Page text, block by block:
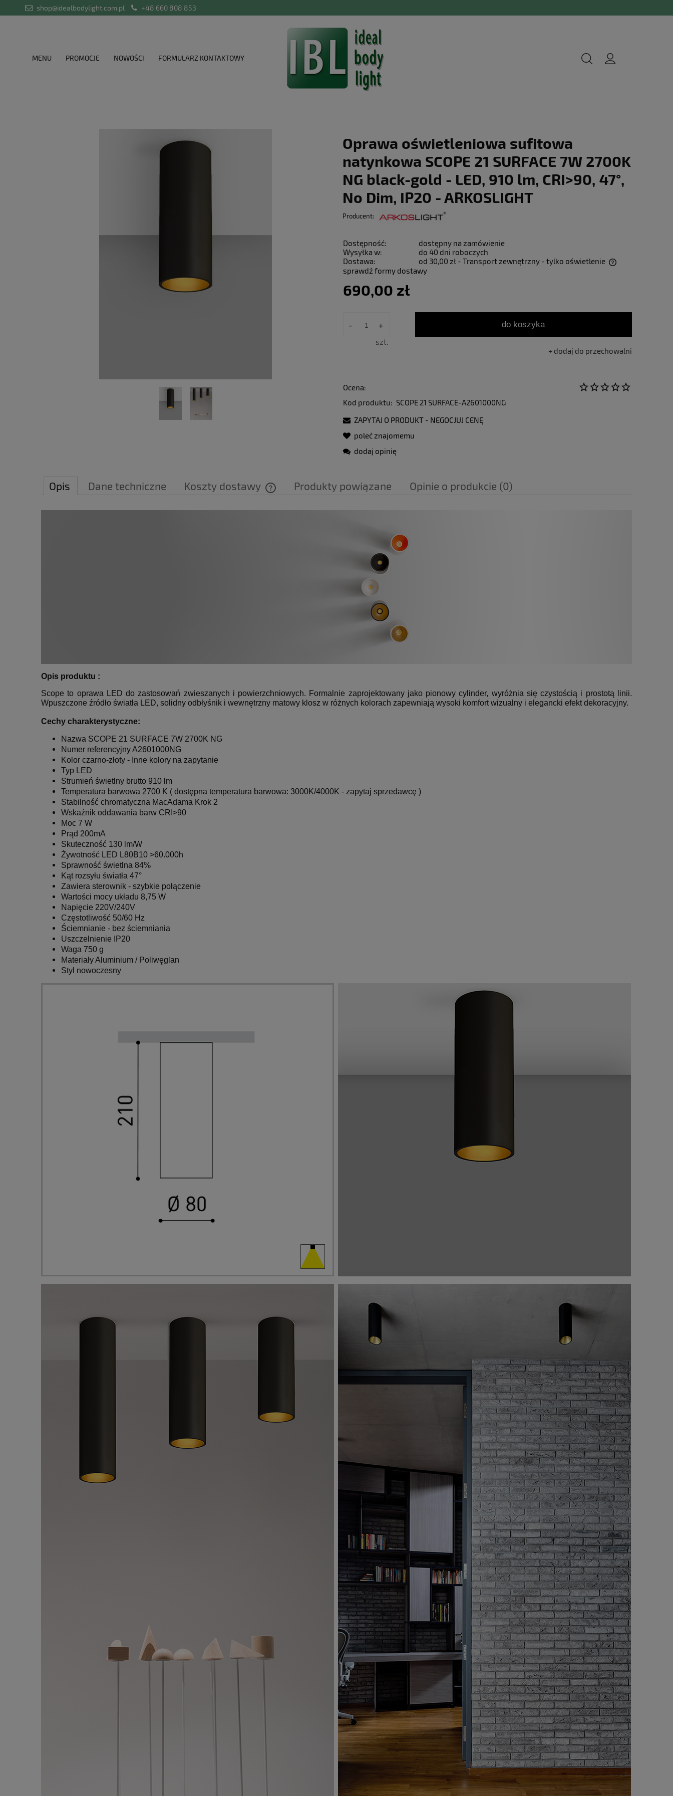
shop@idealbodylight.com.pl +48 660 808 853
MENU PROMOCJE NOWOŚCI FORMULARZ KONTAKTOWY
Oprawa oświetleniowa sufitowa
natynkowa SCOPE 21 SURFACE 7W 2700K
NG black-gold - LED, 910 lm, CRI>90, 47°,
No Dim, IP20 - ARKOSLIGHT
Producent:
Dostępność:
dostępny na zamówienie
Wysyłka w:
do 40 dni roboczych
Dostawa:
od 30,00 zł - Transport zewnętrzny - tylko oświetlenie
sprawdź formy dostawy
690,00 zł
- +
szt.
do koszyka
dodaj do przechowalni
Ocena:
Kod produktu: SCOPE 21 SURFACE-A2601000NG
ZAPYTAJ O PRODUKT - NEGOCJUJ CENĘ
poleć znajomemu
dodaj opinię
Opis Dane techniczne Koszty dostawy
Cena nie zawiera ewentualnych kosztów
Produkty powiązane Opinie o produkcie (0)
Opis produktu :
Scope to oprawa LED do zastosowań zwieszanych i powierzchniowych. Formalnie zaprojektowany jako pionowy cylinder, wyróżnia się czystością i prostotą linii.
Wpuszczone źródło światła LED, solidny odbłyśnik i wewnętrzny matowy klosz w różnych kolorach zapewniają wysoki komfort wizualny i elegancki efekt dekoracyjny.
Cechy charakterystyczne:
Nazwa SCOPE 21 SURFACE 7W 2700K NG
Numer referencyjny A2601000NG
Kolor czarno-złoty - Inne kolory na zapytanie
Typ LED
Strumień świetlny brutto 910 lm
Temperatura barwowa 2700 K ( dostępna temperatura barwowa: 3000K/4000K - zapytaj sprzedawcę )
Stabilność chromatyczna MacAdama Krok 2
Wskaźnik oddawania barw CRI>90
Moc 7 W
Prąd 200mA
Skuteczność 130 lm/W
Żywotność LED L80B10 >60.000h
Sprawność świetlna 84%
Kąt rozsyłu światła 47°
Zawiera sterownik - szybkie połączenie
Wartości mocy układu 8,75 W
Napięcie 220V/240V
Częstotliwość 50/60 Hz
Ściemnianie - bez ściemniania
Uszczelnienie IP20
Waga 750 g
Materiały Aluminium / Poliwęglan
Styl nowoczesny